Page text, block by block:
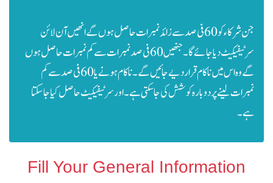
جن شرکاء کو 60 فی صد سے زائد نمبرات حاصل ہوں گے انھیں آن لائن
سرٹیفیکیٹ دیا جائے گا۔ جنھیں 60فی صد نمبرات سے کم نمبرات حاصل ہوں
گے وہ اس میں ناکام قرار دیے جائیں گے۔ناکام ہونے یا 60 فی صد سے کم
نمبرات لینے پر دوبارہ کوشش کی جا سکتی ہے۔اور سرٹیفیکیٹ حاصل کیا جا سکتا
ہے۔
Fill Your General Information